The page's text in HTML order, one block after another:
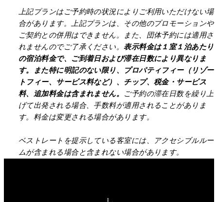
上記プランはご予約時の状況によりご利用いただけない場
合があります。上記プランは、その他のプロモーションや
ご契約との併用はできません。また、団体予約には適用さ
れませんのでご了承ください。表示料金は１室１泊あたり
の宿泊料金で、ご到着日および滞在日数により異なりま
す。また特に明記のない限り、プロパティフィー（リゾー
トフィー、サービス料など）、チップ、税金・サービス
料、追加料金は含まれません。 ご予約の滞在日数を繰り上
げて出発される場合、手数料が適用されることがありま
す。料金は変更される場合があります。
ベストレートを提示している客室には、アクセシブルルー
ムが含まれる場合と含まれない場合があります。